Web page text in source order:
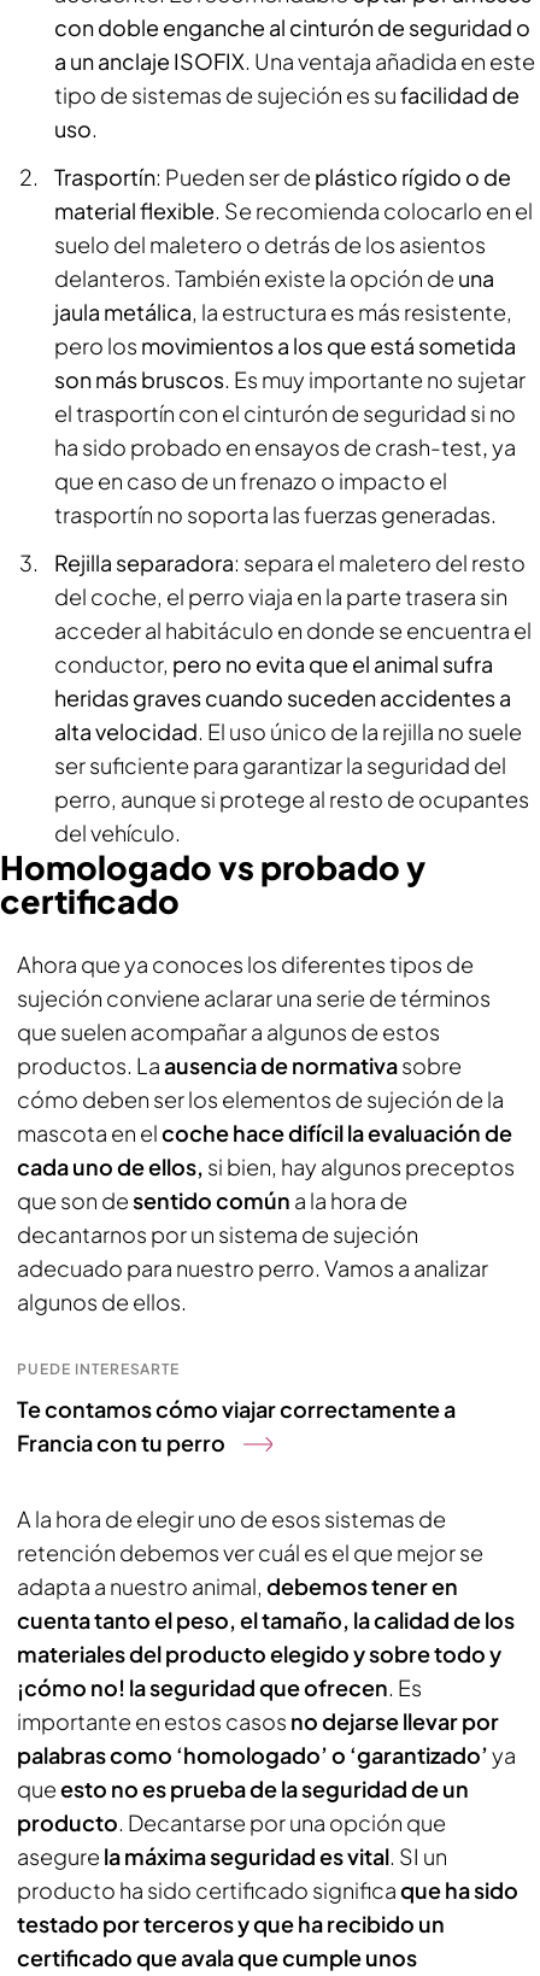
con doble enganche al cinturón de seguridad o
a un anclaje ISOFIX. Una ventaja añadida en este
tipo de sistemas de sujeción es sufacilidad de
uso.
Trasportín: Pueden ser de plástico rígido o de
material flexible. Se recomienda colocarlo en el
suelo del maletero o detrás de los asientos
delanteros. También existe la opción de una
jaula metálica, la estructura es más resistente,
pero los movimientos a los que está sometida
son más bruscos. Es muy importante no sujetar
el trasportín con el cinturón de seguridad si no
ha sido probado en ensayos de crash-test,ya
que en caso de un frenazo o impacto el
trasportín no soporta las fuerzas generadas.
Rejilla separadora: separa el maletero del resto
del coche, el perro viaja en la parte trasera sin
acceder al habitáculo en donde se encuentra el
conductor, pero no evita que el animal sufra
heridas graves cuando suceden accidentes a
alta velocidad. El uso único de la rejilla no suele
ser suficiente para garantizar la seguridad del
perro, aunque si protege al resto de ocupantes
del vehículo.
Homologado vs probado y
certificado
Ahora que ya conoces los diferentes tipos de
sujeción conviene aclarar una serie de términos
que suelen acompañar a algunos de estos
productos. Laausencia de normativasobre
cómo deben ser los elementos de sujeción de la
mascota en elcoche hace difícil la evaluación de
cada uno de ellos, si bien, hay algunos preceptos
que son desentido común a la hora de
decantarnos por un sistema de sujeción
adecuado para nuestro perro. Vamos a analizar
algunos de ellos.
PUEDE INTERESARTE
Te contamos cómo viajar correctamente a
Francia con tu perro
A la hora de elegir uno de esos sistemas de
retención debemos ver cuál es el que mejor se
adapta a nuestro animal, debemos tener en
cuenta tanto el peso, el tamaño, la calidad de los
materiales del producto elegido y sobre todo y
¡cómo no! la seguridad que ofrecen. Es
importante en estos casos no dejarse llevar por
palabras como ‘homologado’ o ‘garantizado’ya
queesto no es prueba de la seguridad de un
producto. Decantarse por una opción que
asegure la máxima seguridad es vital. SI un
producto ha sido certificado significaque ha sido
testado por terceros y que ha recibido un
certificado que avala que cumple unos